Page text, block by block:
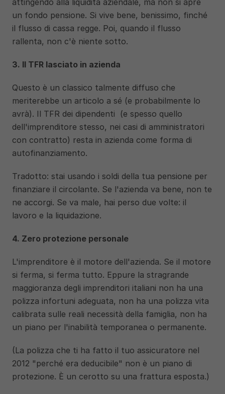
attingendo alla liquidità aziendale, ma non si apre
un fondo pensione. Si vive bene, benissimo, finché
il flusso di cassa regge. Poi, quando il flusso
rallenta, non c'è niente sotto.
3. Il TFR lasciato in azienda
Questo è un classico talmente diffuso che
meriterebbe un articolo a sé (e probabilmente lo
avrà). Il TFR dei dipendenti  (e spesso quello
dell'imprenditore stesso, nei casi di amministratori
con contratto) resta in azienda come forma di
autofinanziamento.
Tradotto: stai usando i soldi della tua pensione per
finanziare il circolante. Se l'azienda va bene, non te
ne accorgi. Se va male, hai perso due volte: il
lavoro e la liquidazione.
4. Zero protezione personale
L'imprenditore è il motore dell'azienda. Se il motore
si ferma, si ferma tutto. Eppure la stragrande
maggioranza degli imprenditori italiani non ha una
polizza infortuni adeguata, non ha una polizza vita
calibrata sulle reali necessità della famiglia, non ha
un piano per l'inabilità temporanea o permanente.
(La polizza che ti ha fatto il tuo assicuratore nel
2012 "perché era deducibile" non è un piano di
protezione. È un cerotto su una frattura esposta.)